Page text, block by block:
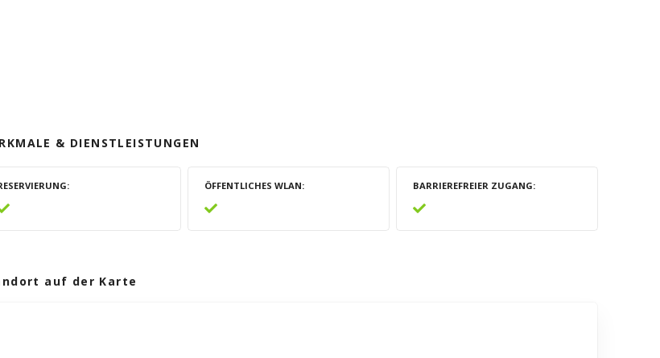
& DIENSTLEISTUNGEN
ÖFFENTLICHES WLAN BARRIEREFREIER ZUGANG
auf der Karte